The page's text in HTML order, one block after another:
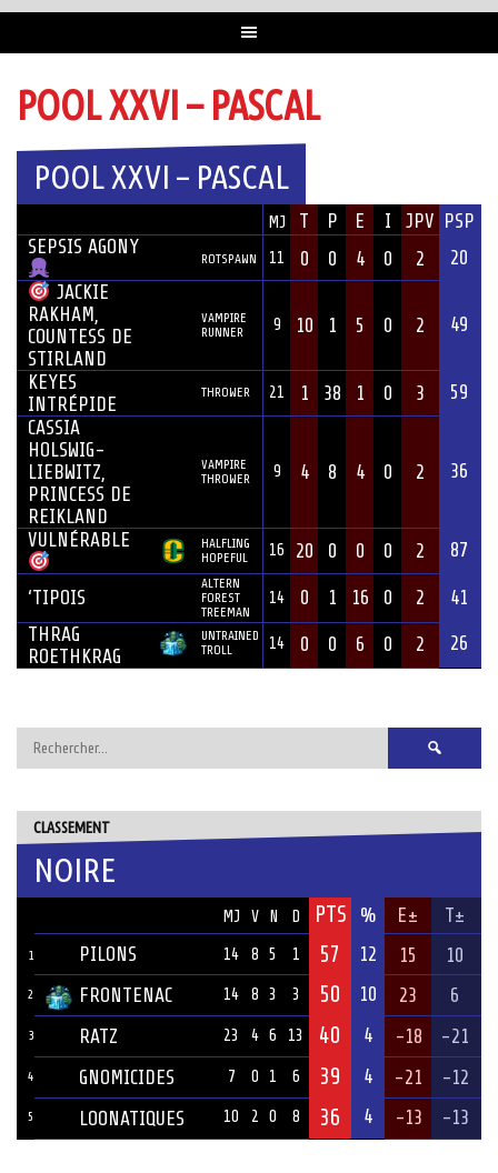
POOL XXVI – PASCAL
POOL XXVI – PASCAL
MJ T P E I JPV PSP
SEPSIS AGONY
ROTSPAWN 11 0 0 4 0 2
20
JACKIE
RAKHAM,
COUNTESS DE
STIRLAND
VAMPIRE
RUNNER
9 10 1 5 0 2 49
KEYES
INTRÉPIDE
THROWER 21 1 38 1 0 3
59
CASSIA
HOLSWIG-
LIEBWITZ,
PRINCESS DE
REIKLAND
VAMPIRE
THROWER
9 4 8 4 0 2 36
VULNÉRABLE
HALFLING
HOPEFUL
16 20 0 0 0 2 87
‘TIPOIS
ALTERN
FOREST
TREEMAN
14 0 1 16 0 2
41
THRAG
ROETHKRAG
UNTRAINED
TROLL
14 0 0 6 0 2 26
Rechercher :
CLASSEMENT
NOIRE
MJ V N D PTS % E± T±
1 PILONS 14 8 5 1 57 12 15 10
2 FRONTENAC 14 8 3 3 50 10 23 6
3 RATZ 23 4 6 13 40 4 -18 -21
4 GNOMICIDES 7 0 1 6 39 4 -21 -12
5 LOONATIQUES 10 2 0 8 36 4 -13 -13